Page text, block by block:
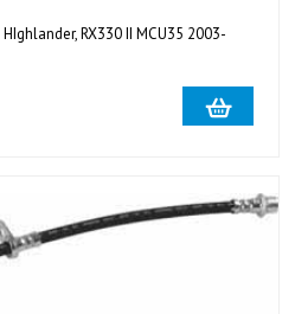
RX330 II MCU35 2003-